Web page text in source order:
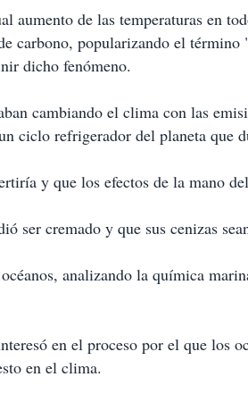
aumento de las temperaturas en
carbono, popularizando el
dicho fenómeno.
cambiando el clima con las
ciclo refrigerador del planeta que
y que los efectos de la mano
ser cremado y que sus cenizas
analizando la química
en el proceso por el que los
en el clima.